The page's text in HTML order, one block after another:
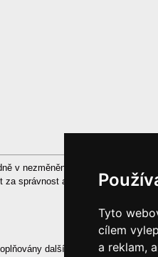
Tyto
cílem
a reklam,
v nezměněné podobě a nesmí být
správnost ani aktualnost
další data)